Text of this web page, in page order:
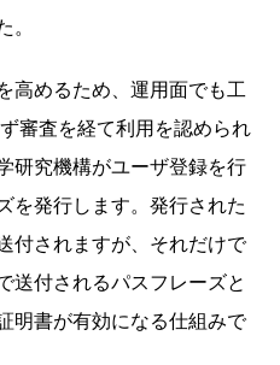
。
高めるため、運用面でも工
審査を経て利用を認められ
研究機構がユーザ登録を行
を発行します。発行された
付されますが、それだけで
送付されるパスフレーズと
明書が有効になる仕組みで